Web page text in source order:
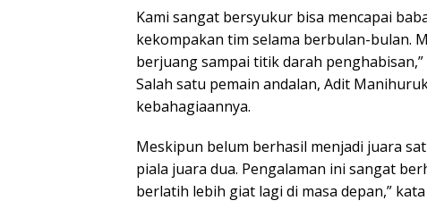
Kami sangat bersyukur bisa mencapai
kekompakan tim selama berbulan-bulan.
berjuang sampai titik darah
Salah satu pemain andalan, Adit
kebahagiaannya.
Meskipun belum berhasil menjadi juara
piala juara dua. Pengalaman ini sangat
berlatih lebih giat lagi di masa depan,” kata